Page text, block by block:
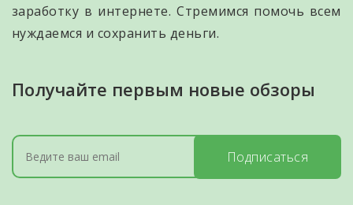
заработку в интернете. Стремимся помочь всем
нуждаемся и сохранить деньги.
Получайте первым новые обзоры
Подписаться